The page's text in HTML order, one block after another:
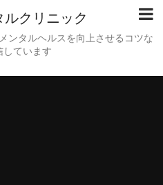
クリニック
ンタルヘルスを向上させるコツな
しています